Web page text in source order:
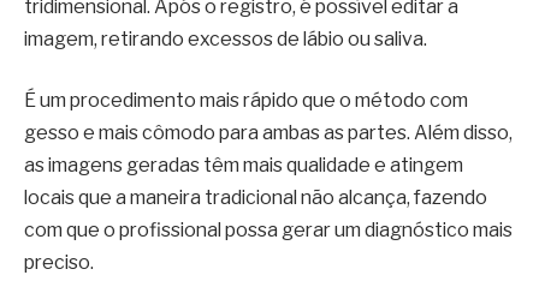
tridimensional. Após o registro, é possível editar a
imagem, retirando excessos de lábio ou saliva.
É um procedimento mais rápido que o método com
gesso e mais cômodo para ambas as partes. Além disso,
as imagens geradas têm mais qualidade e atingem
locais que a maneira tradicional não alcança, fazendo
com que o profissional possa gerar um diagnóstico mais
preciso.